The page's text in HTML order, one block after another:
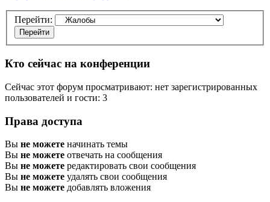
Перейти:
Кто сейчас на конференции
Сейчас этот форум просматривают: нет зарегистрированных
пользователей и гости: 3
Права доступа
Вы не можете начинать темы
Вы не можете отвечать на сообщения
Вы не можете редактировать свои сообщения
Вы не можете удалять свои сообщения
Вы не можете добавлять вложения